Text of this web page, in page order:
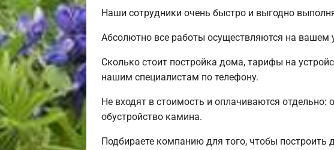
Наши сотрудники очень быстро и выгодно
Абсолютно все работы осуществляются на
Сколько стоит постройка дома, тарифы на
нашим специалистам по телефону.
Не входят в стоимость и оплачиваются отдельно:
обустройство камина.
Подбираете компанию для того, чтобы